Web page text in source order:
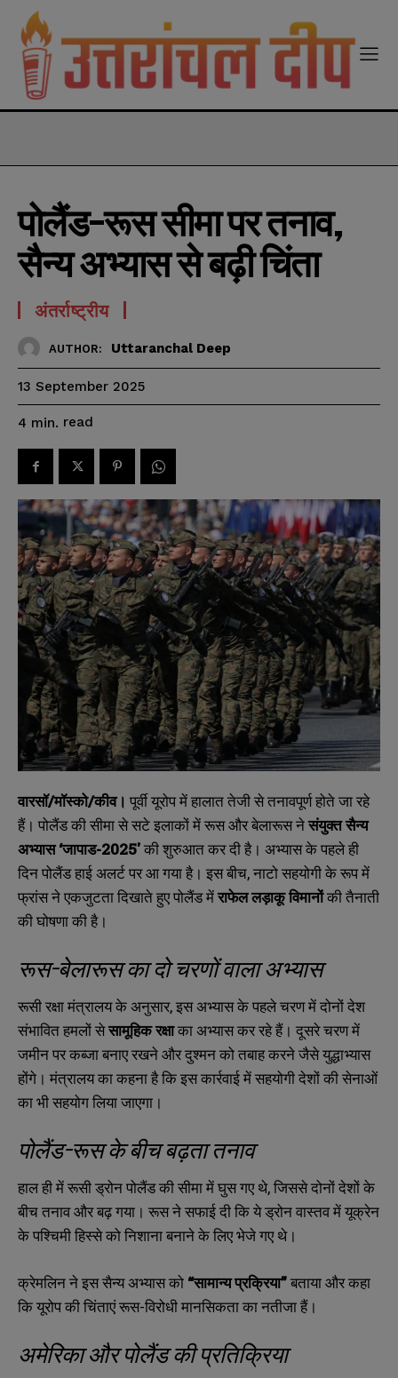
पोलैंड-रूस सीमा पर तनाव,
सैन्य अभ्यास से बढ़ी चिंता
अंतर्राष्ट्रीय
AUTHOR: Uttaranchal Deep
13 September 2025
4 min. read
वारसॉ/मॉस्को/कीव। पूर्वी यूरोप में हालात तेजी से तनावपूर्ण होते जा रहे
हैं। पोलैंड की सीमा से सटे इलाकों में रूस और बेलारूस नेसंयुक्त सैन्य
अभ्यास‘जापाड-2025′की शुरुआत कर दी है। अभ्यास के पहले ही
दिन पोलैंड हाई अलर्ट पर आ गया है। इस बीच,नाटो सहयोगी के रूप में
फ्रांस ने एकजुटता दिखाते हुए पोलैंड मेंराफेल लड़ाकू विमानोंकी तैनाती
की घोषणा की है।
रूस-बेलारूस का दो चरणों वाला अभ्यास
रूसी रक्षा मंत्रालय के अनुसार,इस अभ्यास के पहले चरण में दोनों देश
संभावित हमलों सेसामूहिक रक्षाका अभ्यास कर रहे हैं। दूसरे चरण में
जमीन पर कब्जा बनाए रखने और दुश्मन को तबाह करने जैसे युद्धाभ्यास
होंगे। मंत्रालय का कहना है कि इस कार्रवाई में सहयोगी देशों की सेनाओं
का भी सहयोग लिया जाएगा।
पोलैंड-रूस के बीच बढ़ता तनाव
हाल ही में रूसी ड्रोन पोलैंड की सीमा में घुस गए थे,जिससे दोनों देशों के
बीच तनाव और बढ़ गया। रूस ने सफाई दी कि ये ड्रोन वास्तव में यूक्रेन
के पश्चिमी हिस्से को निशाना बनाने के लिए भेजे गए थे।
क्रेमलिन ने इस सैन्य अभ्यास को “सामान्य प्रक्रिया”बताया और कहा
कि यूरोप की चिंताएं रूस-विरोधी मानसिकता का नतीजा हैं।
अमेरिका और पोलैंड की प्रतिक्रिया